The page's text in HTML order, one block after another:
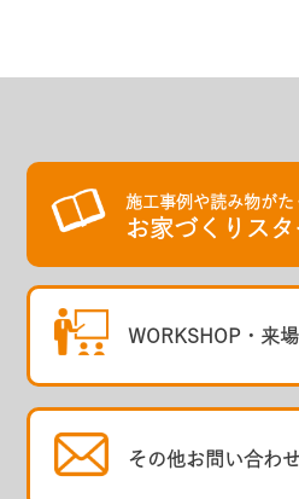
施工事例や読み物がた
お家づくりス
WORKSHOP・ 来
その他お問い合わ